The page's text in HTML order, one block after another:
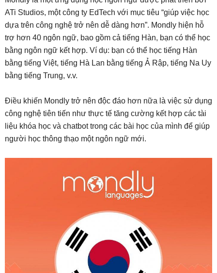
ATi Studios, một công ty EdTech với mục tiêu “giúp việc học
dựa trên công nghệ trở nên dễ dàng hơn”. Mondly hiện hỗ
trợ hơn 40 ngôn ngữ, bao gồm cả tiếng Hàn, bạn có thể học
bằng ngôn ngữ kết hợp. Ví dụ: bạn có thể học tiếng Hàn
bằng tiếng Việt, tiếng Hà Lan bằng tiếng Ả Rập, tiếng Na Uy
bằng tiếng Trung, v.v.
Điều khiến Mondly trở nên độc đáo hơn nữa là việc sử dụng
công nghệ tiên tiến như thực tế tăng cường kết hợp các tài
liệu khóa học và chatbot trong các bài học của mình để giúp
người học thông thạo một ngôn ngữ mới.